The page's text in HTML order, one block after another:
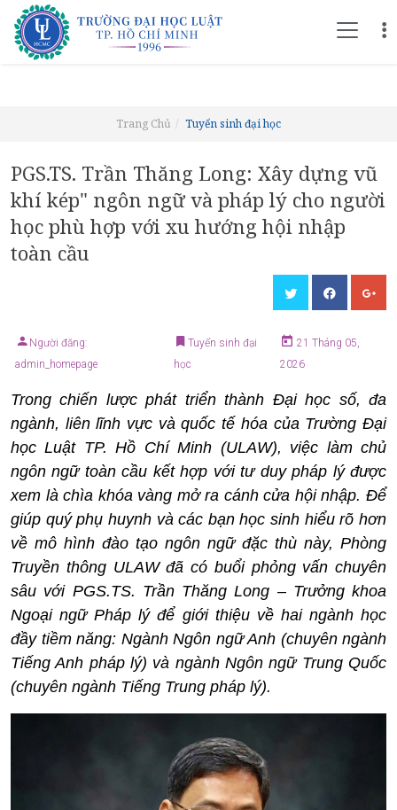
Trang Chủ Tuyển sinh đại học
PGS.TS. Trần Thăng Long: Xây dựng vũ
khí kép" ngôn ngữ và pháp lý cho người
học phù hợp với xu hướng hội nhập
toàn cầu
Người đăng:
admin_homepage
Tuyển sinh đại
học
21 Tháng 05,
2026
Trong chiến lược phát triển thành Đại học số, đa
ngành, liên lĩnh vực và quốc tế hóa của Trường Đại
học Luật TP. Hồ Chí Minh (ULAW), việc làm chủ
ngôn ngữ toàn cầu kết hợp với tư duy pháp lý được
xem là chìa khóa vàng mở ra cánh cửa hội nhập. Để
giúp quý phụ huynh và các bạn học sinh hiểu rõ hơn
về mô hình đào tạo ngôn ngữ đặc thù này, Phòng
Truyền thông ULAW đã có buổi phỏng vấn chuyên
sâu với PGS.TS. Trần Thăng Long – Trưởng khoa
Ngoại ngữ Pháp lý để giới thiệu về hai ngành học
đầy tiềm năng: Ngành Ngôn ngữ Anh (chuyên ngành
Tiếng Anh pháp lý) và ngành Ngôn ngữ Trung Quốc
(chuyên ngành Tiếng Trung pháp lý).